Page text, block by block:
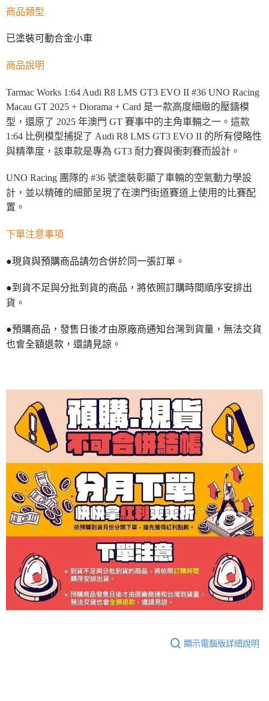
商品類型
已塗裝可動合金小車
商品說明
Tarmac Works 1:64 Audi R8 LMS GT3 EVO II #36 UNO Racing
Macau GT 2025 + Diorama + Card 是一款高度細緻的壓鑄模
型，還原了 2025 年澳門 GT 賽事中的主角車輛之一。這款
1:64 比例模型捕捉了 Audi R8 LMS GT3 EVO II 的所有侵略性
與精準度，該車款是專為 GT3 耐力賽與衝刺賽而設計。
UNO Racing 團隊的 #36 號塗裝彰顯了車輛的空氣動力學設
計，並以精確的細節呈現了在澳門街道賽道上使用的比賽配
置。
下單注意事項
●現貨與預購商品請勿合併於同一張訂單。
●到貨不足與分批到貨的商品，將依照訂購時間順序安排出
貨。
●預購商品，發售日後才由原廠商通知台灣到貨量，無法交貨
也會全額退款，還請見諒。
顯示電腦版詳細說明